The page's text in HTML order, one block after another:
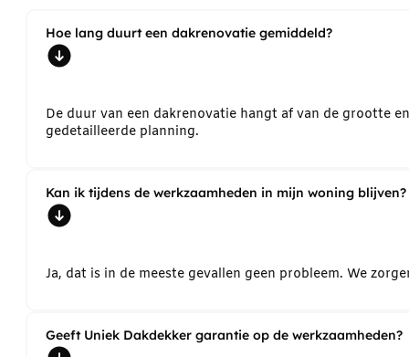
Hoe lang duurt een dakrenovatie gemiddeld?
De duur van een dakrenovatie hangt af van de grootte
gedetailleerde planning.
Kan ik tijdens de werkzaamheden in mijn woning blijven?
Ja, dat is in de meeste gevallen geen probleem. We
Geeft Uniek Dakdekker garantie op de werkzaamheden?